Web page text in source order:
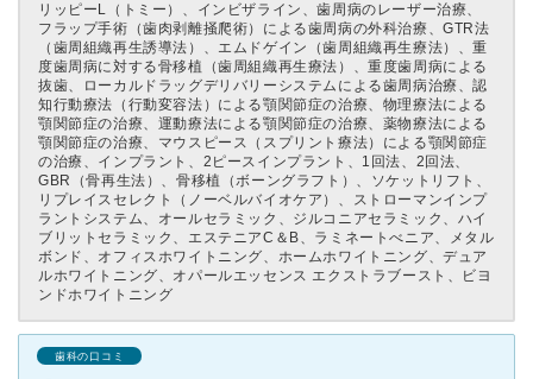
リッピーL（トミー）、インビザライン、歯周病のレーザー治療、
フラップ手術（歯肉剥離掻爬術）による歯周病の外科治療、GTR法
（歯周組織再生誘導法）、エムドゲイン（歯周組織再生療法）、重
度歯周病に対する骨移植（歯周組織再生療法）、重度歯周病による
抜歯、ローカルドラッグデリバリーシステムによる歯周病治療、認
知行動療法（行動変容法）による顎関節症の治療、物理療法による
顎関節症の治療、運動療法による顎関節症の治療、薬物療法による
顎関節症の治療、マウスピース（スプリント療法）による顎関節症
の治療、インプラント、2ピースインプラント、1回法、2回法、
GBR（骨再生法）、骨移植（ボーングラフト）、ソケットリフト、
リプレイスセレクト（ノーベルバイオケア）、ストローマンインプ
ラントシステム、オールセラミック、ジルコニアセラミック、ハイ
ブリットセラミック、エステニアC＆B、ラミネートべニア、メタル
ボンド、オフィスホワイトニング、ホームホワイトニング、デュア
ルホワイトニング、オパールエッセンス エクストラブースト、ビヨ
ンドホワイトニング
歯科の口コミ